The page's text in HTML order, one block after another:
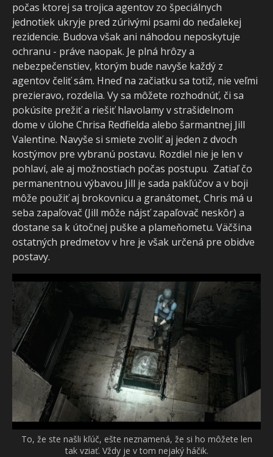
počas ktorej sa trojica agentov zo špeciálnych
jednotiek ukryje pred zúrivými psami do neďalekej
rezidencie. Budova však ani náhodou neposkytuje
ochranu - práve naopak. Je plná hrôzy a
nebezpečenstiev, ktorým bude navyše každý z
agentov čeliť sám. Hneď na začiatku sa totiž, nie veľmi
prezieravo, rozdelia. Vy sa môžete rozhodnúť, či sa
pokúsite prežiť a riešiť hlavolamy v strašidelnom
dome v úlohe Chrisa Redfielda alebo šarmantnej Jill
Valentine. Navyše si smiete zvoliť aj jeden z dvoch
kostýmov pre vybranú postavu. Rozdiel nie je len v
pohlaví, ale aj možnostiach počas postupu. Zatiaľ čo
permanentnou výbavou Jill je sada pakľúčov a v boji
môže použiť aj brokovnicu a granátomet, Chris má u
seba zapaľovač (Jill môže nájsť zapaľovač neskôr) a
dostane sa k útočnej puške a plameňometu. Väčšina
ostatných predmetov v hre je však určená pre obidve
postavy.
To, že ste našli kľúč, ešte neznamená, že si ho môžete len
tak vziať. Vždy je v tom nejaký háčik.